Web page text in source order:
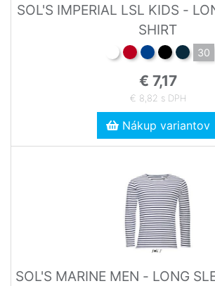
SOL'S IMPERIAL LSL KIDS -
SHIRT
30
€ 7,17
€ 8,82 s DPH
Nákup variantov
SOL'S MARINE MEN - LONG